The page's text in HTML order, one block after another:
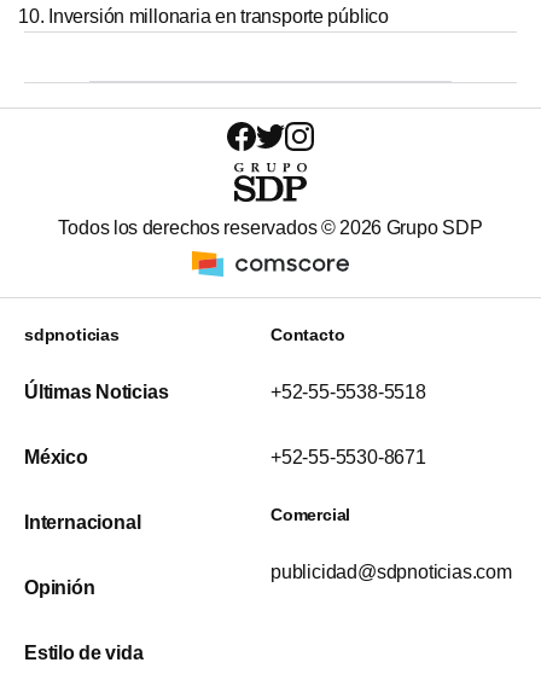
Inversión millonaria en transporte público
Todos los derechos reservados © 2026 Grupo SDP
sdpnoticias
Últimas Noticias
México
Internacional
Opinión
Estilo de vida
Contacto
+52-55-5538-5518
+52-55-5530-8671
Comercial
publicidad@sdpnoticias.com